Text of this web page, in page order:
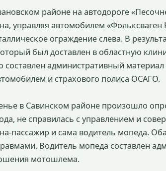
районе на автодороге
управляя автомобилем «Фольксваген
ограждение слева. В
был доставлен в областную
составлен административный
и страхового полиса ОСАГО.
в Савинском районе произошло
не справилась с управлением и
пассажир и сама водитель мопеда.
Водитель мопеда составлен
мотошлема.